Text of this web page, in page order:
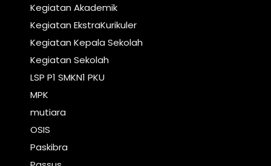
Kegiatan Akademik
Kegiatan EkstraKurikuler
Kegiatan Kepala Sekolah
Kegiatan Sekolah
LSP P1 SMKN1 PKU
MPK
mutiara
OSIS
Paskibra